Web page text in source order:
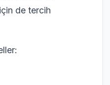
de tercih